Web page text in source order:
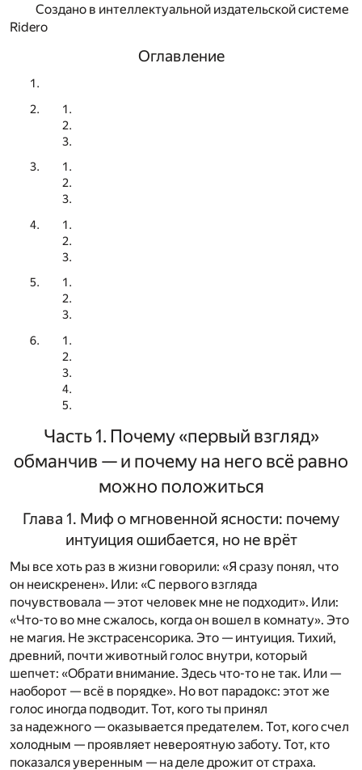
Создано в интеллектуальной издательской системе
Ridero
Оглавление
Часть 1. Почему «первый взгляд»
обманчив — и почему на него всё равно
можно положиться
Глава 1. Миф о мгновенной ясности: почему
интуиция ошибается, но не врёт
Мы все хоть раз в жизни говорили: «Я сразу понял, что
он неискренен». Или: «С первого взгляда
почувствовала — этот человек мне не подходит». Или:
«Что-то во мне сжалось, когда он вошел в комнату». Это
не магия. Не экстрасенсорика. Это — интуиция. Тихий,
древний, почти животный голос внутри, который
шепчет: «Обрати внимание. Здесь что-то не так. Или —
наоборот — всё в порядке». Но вот парадокс: этот же
голос иногда подводит. Тот, кого ты принял
за надежного — оказывается предателем. Тот, кого счел
холодным — проявляет невероятную заботу. Тот, кто
показался уверенным — на деле дрожит от страха.